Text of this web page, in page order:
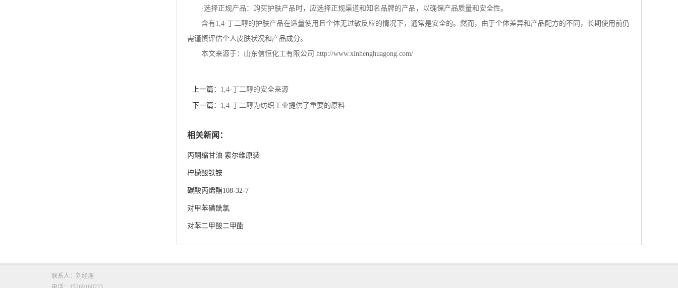
·选择正规产品：购买护肤产品时，应选择正规渠道和知名品牌的产品，以确保产品质量和安全性。
含有1,4-丁二醇的护肤产品在适量使用且个体无过敏反应的情况下，通常是安全的。然而，由于个体差异和产品配方的不同，长期使用前仍
需谨慎评估个人皮肤状况和产品成分。
本文来源于：山东信恒化工有限公司 http://www.xinhenghuagong.com/
上一篇： 1,4-丁二醇的安全来源
下一篇： 1,4-丁二醇为纺织工业提供了重要的原料
相关新闻：
丙酮缩甘油 索尔维原装
柠檬酸铁铵
碳酸丙烯酯108-32-7
对甲苯磺酰氯
对苯二甲酸二甲酯
联系人：刘经理